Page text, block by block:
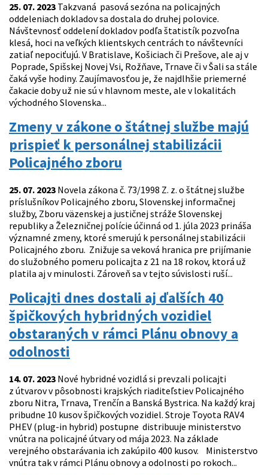
25. 07. 2023 Takzvaná pasová sezóna na policajných
oddeleniach dokladov sa dostala do druhej polovice.
Návštevnosť oddelení dokladov podľa štatistík pozvoľna
klesá, hoci na veľkých klientskych centrách to návštevníci
zatiaľ nepociťujú. V Bratislave, Košiciach či Prešove, ale aj v
Poprade, Spišskej Novej Vsi, Rožňave, Trnave či v Šali sa stále
čaká vyše hodiny. Zaujímavosťou je, že najdlhšie priemerné
čakacie doby už nie sú v hlavnom meste, ale v lokalitách
východného Slovenska...
Zmeny v zákone o štátnej službe majú
prispieť k personálnej stabilizácii
Policajného zboru
25. 07. 2023 Novela zákona č. 73/1998 Z. z. o štátnej službe
príslušníkov Policajného zboru, Slovenskej informačnej
služby, Zboru väzenskej a justičnej stráže Slovenskej
republiky a Železničnej polície účinná od 1. júla 2023 prináša
významné zmeny, ktoré smerujú k personálnej stabilizácii
Policajného zboru. Znižuje sa veková hranica pre prijímanie
do služobného pomeru policajta z 21 na 18 rokov, ktorá už
platila aj v minulosti. Zároveň sa v tejto súvislosti ruší...
Policajti dnes dostali aj ďalších 40
špičkových hybridných vozidiel
obstaraných v rámci Plánu obnovy a
odolnosti
14. 07. 2023 Nové hybridné vozidlá si prevzali policajti
z útvarov v pôsobnosti krajských riaditeľstiev Policajného
zboru Nitra, Trnava, Trenčín a Banská Bystrica. Na každý kraj
pribudne 10 kusov špičkových vozidiel. Stroje Toyota RAV4
PHEV (plug-in hybrid) postupne distribuuje ministerstvo
vnútra na policajné útvary od mája 2023. Na základe
verejného obstarávania ich zakúpilo 400 kusov. Ministerstvo
vnútra tak v rámci Plánu obnovy a odolnosti po rokoch...